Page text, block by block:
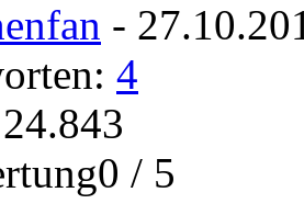
-
4
/ 5